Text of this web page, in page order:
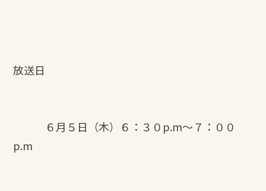
放送日
６月５日（木）６：３０p.m～７：００
p.m